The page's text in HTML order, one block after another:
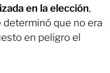
en la elección,
que no era
en peligro el